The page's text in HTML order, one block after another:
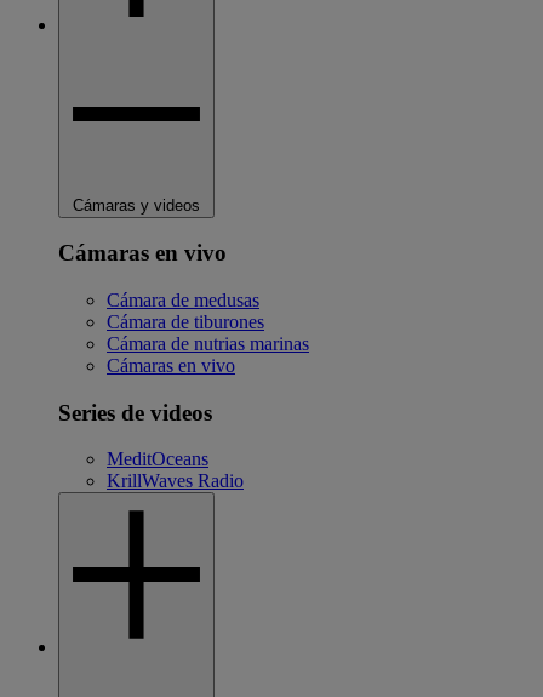
Cámaras y videos
Cámaras en vivo
Cámara de medusas
Cámara de tiburones
Cámara de nutrias marinas
Cámaras en vivo
Series de videos
MeditOceans
KrillWaves Radio